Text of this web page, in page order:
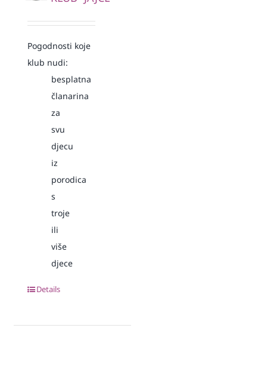
Pogodnosti koje
klub nudi:
besplatna
članarina
za
svu
djecu
iz
porodica
s
troje
ili
više
djece
Details